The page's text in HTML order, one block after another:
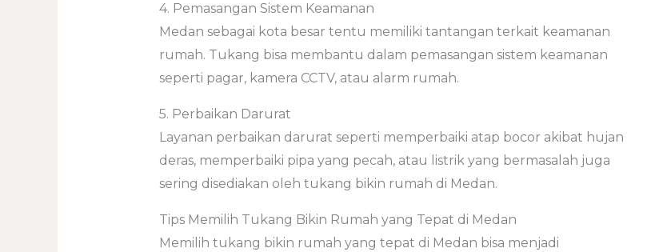
4. Pemasangan Sistem Keamanan
Medan sebagai kota besar tentu memiliki tantangan terkait keamanan
rumah. Tukang bisa membantu dalam pemasangan sistem keamanan
seperti pagar, kamera CCTV, atau alarm rumah.
5. Perbaikan Darurat
Layanan perbaikan darurat seperti memperbaiki atap bocor akibat hujan
deras, memperbaiki pipa yang pecah, atau listrik yang bermasalah juga
sering disediakan oleh tukang bikin rumah di Medan.
Tips Memilih Tukang Bikin Rumah yang Tepat di Medan
Memilih tukang bikin rumah yang tepat di Medan bisa menjadi